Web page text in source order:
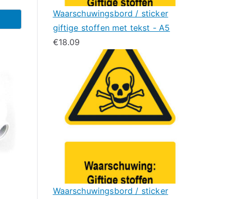
Waarschuwingsbord / sticker
giftige stoffen met tekst - A5
€18.09
Waarschuwingsbord / sticker